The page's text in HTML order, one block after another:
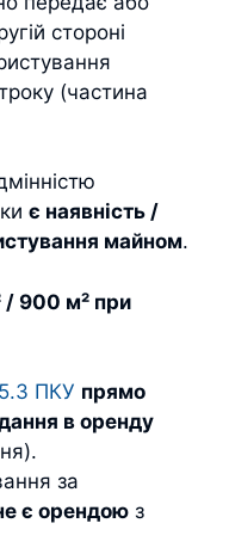
стороні
(частина
є наявність /
майном.
/ 900 м² при
ПКУ прямо
в оренду
за
є орендою з